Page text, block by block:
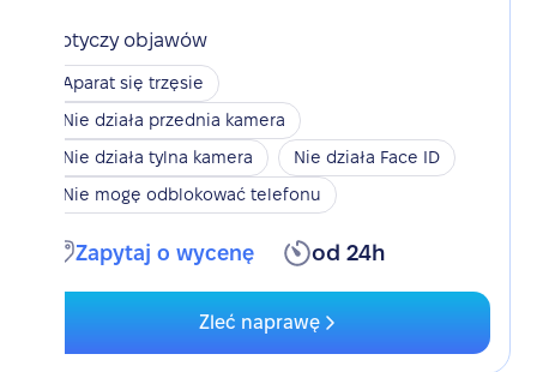
Dotyczy objawów
Aparat się trzęsie
Nie działa przednia kamera
Nie działa tylna kamera
Nie działa Face ID
Nie mogę odblokować telefonu
Zapytaj o wycenę od 24h
Zleć naprawę